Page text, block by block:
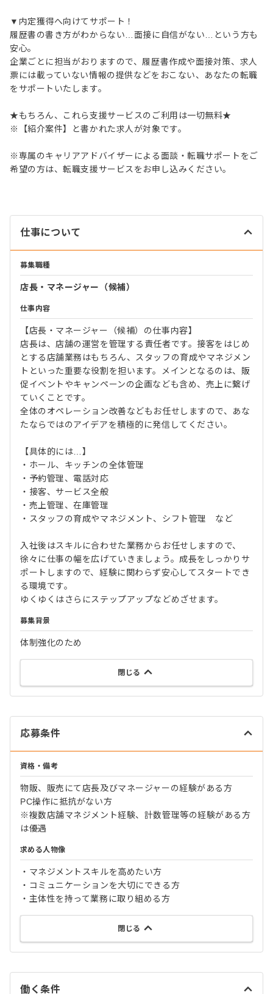
▼内定獲得へ向けてサポート！
履歴書の書き方がわからない…面接に自信がない…という方も
安心。
企業ごとに担当がおりますので、履歴書作成や面接対策、求人
票には載っていない情報の提供などをおこない、あなたの転職
をサポートいたします。
★もちろん、これら支援サービスのご利用は一切無料★
※【紹介案件】と書かれた求人が対象です。
※専属のキャリアアドバイザーによる面談・転職サポートをご
希望の方は、転職支援サービスをお申し込みください。
仕事について
募集職種
店長・マネージャー（候補）
仕事内容
【店長・マネージャー（候補）の仕事内容】
店長は、店舗の運営を管理する責任者です。接客をはじめ
とする店舗業務はもちろん、スタッフの育成やマネジメン
トといった重要な役割を担います。メインとなるのは、販
促イベントやキャンペーンの企画なども含め、売上に繋げ
ていくことです。
全体のオペレーション改善などもお任せしますので、あな
たならではのアイデアを積極的に発信してください。
【具体的には…】
・ホール、キッチンの全体管理
・予約管理、電話対応
・接客、サービス全般
・売上管理、在庫管理
・スタッフの育成やマネジメント、シフト管理 など
入社後はスキルに合わせた業務からお任せしますので、
徐々に仕事の幅を広げていきましょう。成長をしっかりサ
ポートしますので、経験に関わらず安心してスタートでき
る環境です。
ゆくゆくはさらにステップアップなどめざせます。
募集背景
体制強化のため
閉じる
応募条件
資格・備考
物販、販売にて店長及びマネージャーの経験がある方
PC操作に抵抗がない方
※複数店舗マネジメント経験、計数管理等の経験がある方
は優遇
求める人物像
・マネジメントスキルを高めたい方
・コミュニケーションを大切にできる方
・主体性を持って業務に取り組める方
閉じる
働く条件